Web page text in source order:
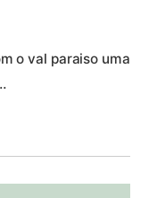
o val paraiso uma